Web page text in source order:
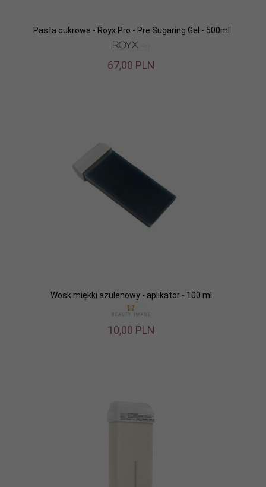
Pasta cukrowa - Royx Pro - Pre Sugaring Gel - 500ml
67,00 PLN
Wosk miękki azulenowy - aplikator - 100 ml
10,00 PLN